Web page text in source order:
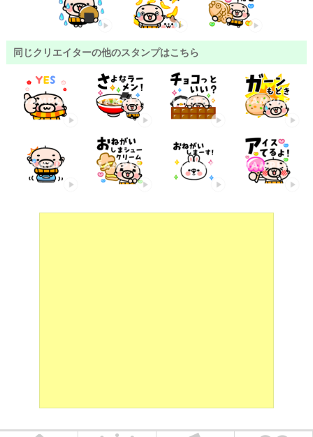
同じクリエイターの他のスタンプはこちら